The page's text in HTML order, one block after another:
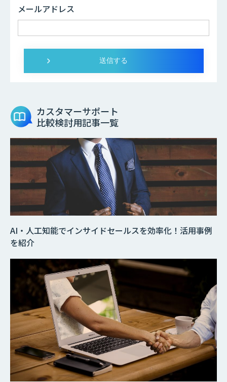
メールアドレス
カスタマーサポート
比較検討用記事一覧
AI・人工知能でインサイドセールスを効率化！活用事例
を紹介